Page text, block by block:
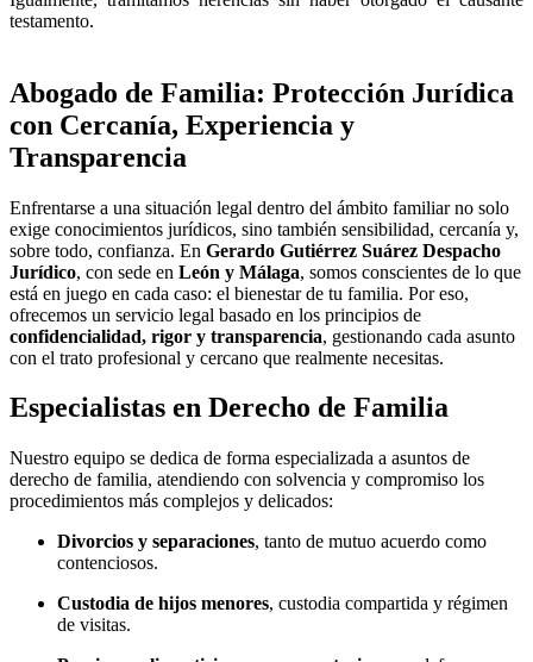
testamento.
Abogado de Familia: Protección Jurídica
con Cercanía, Experiencia y
Transparencia
Enfrentarse a una situación legal dentro del ámbito familiar no solo
exige conocimientos jurídicos, sino también sensibilidad, cercanía y,
sobre todo, confianza. En Gerardo Gutiérrez Suárez Despacho
Jurídico, con sede en León y Málaga, somos conscientes de lo que
está en juego en cada caso: el bienestar de tu familia. Por eso,
ofrecemos un servicio legal basado en los principios de
confidencialidad, rigor y transparencia, gestionando cada asunto
con el trato profesional y cercano que realmente necesitas.
Especialistas en Derecho de Familia
Nuestro equipo se dedica de forma especializada a asuntos de
derecho de familia, atendiendo con solvencia y compromiso los
procedimientos más complejos y delicados:
Divorcios y separaciones, tanto de mutuo acuerdo como
contenciosos.
Custodia de hijos menores, custodia compartida y régimen
de visitas.